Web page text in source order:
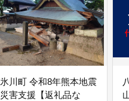
氷川町 令和8年熊本地震
災害支援【返礼品な